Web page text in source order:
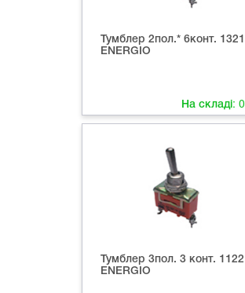
Тумблер 2пол.* 6конт. 1321
ENERGIO
На складі: 0
Тумблер 3пол. 3 конт. 1122
ENERGIO